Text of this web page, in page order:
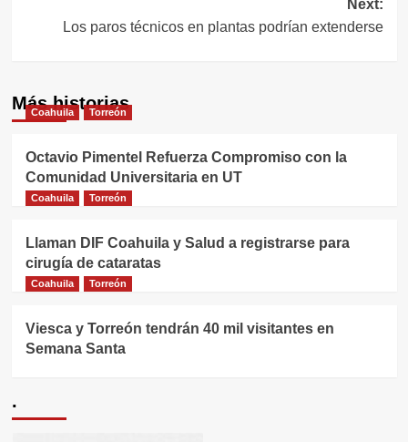
entradas
Next:
Los paros técnicos en plantas podrían extenderse
Más historias
Coahuila Torreón
Octavio Pimentel Refuerza Compromiso con la
Comunidad Universitaria en UT
Coahuila Torreón
Llaman DIF Coahuila y Salud a registrarse para
cirugía de cataratas
Coahuila Torreón
Viesca y Torreón tendrán 40 mil visitantes en
Semana Santa
.